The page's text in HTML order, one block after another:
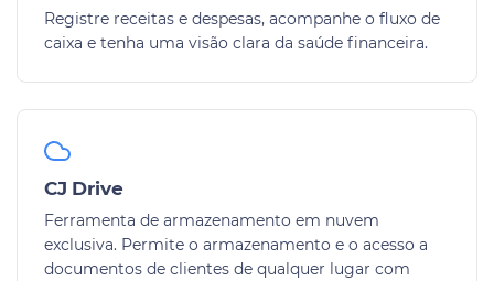
Registre receitas e despesas, acompanhe o fluxo de
caixa e tenha uma visão clara da saúde financeira.
CJ Drive
Ferramenta de armazenamento em nuvem
exclusiva. Permite o armazenamento e o acesso a
documentos de clientes de qualquer lugar com